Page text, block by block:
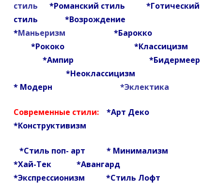
р
е
р
стиль
*Романский стиль *Готический
стиль *Возрождение
*Маньеризм
*Барокко
*Рококо *Классицизм
*Ампир *Бидермеер
*Неоклассицизм
* Модерн *Эклектика
Современные стили: *Арт Деко
*Конструктивизм
*Стиль поп- арт * Минимализм
*Хай-Тек
*Авангард
*Экспрессионизм *Стиль Лофт